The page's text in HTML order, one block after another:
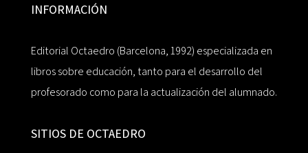
INFORMACIÓN
Editorial Octaedro (Barcelona, 1992) especializada en
libros sobre educación, tanto para el desarrollo del
profesorado como para la actualización del alumnado.
SITIOS DE OCTAEDRO